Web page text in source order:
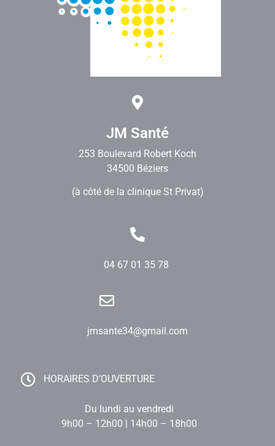
JM Santé
253 Boulevard Robert Koch
34500 Béziers
(à côté de la clinique St Privat)
04 67 01 35 78
jmsante34@gmail.com
HORAIRES D’OUVERTURE
Du lundi au vendredi
9h00 – 12h00 | 14h00 – 18h00